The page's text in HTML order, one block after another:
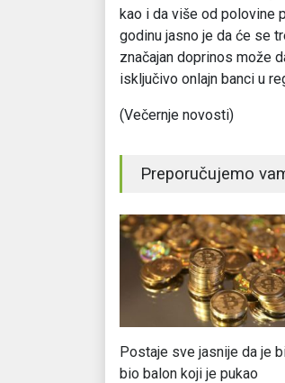
kao i da više od polovine
godinu jasno je da će se
značajan doprinos može
isključivo onlajn banci u
(Večernje novosti)
Preporučujemo
Postaje sve jasnije da je
bio balon koji je pukao